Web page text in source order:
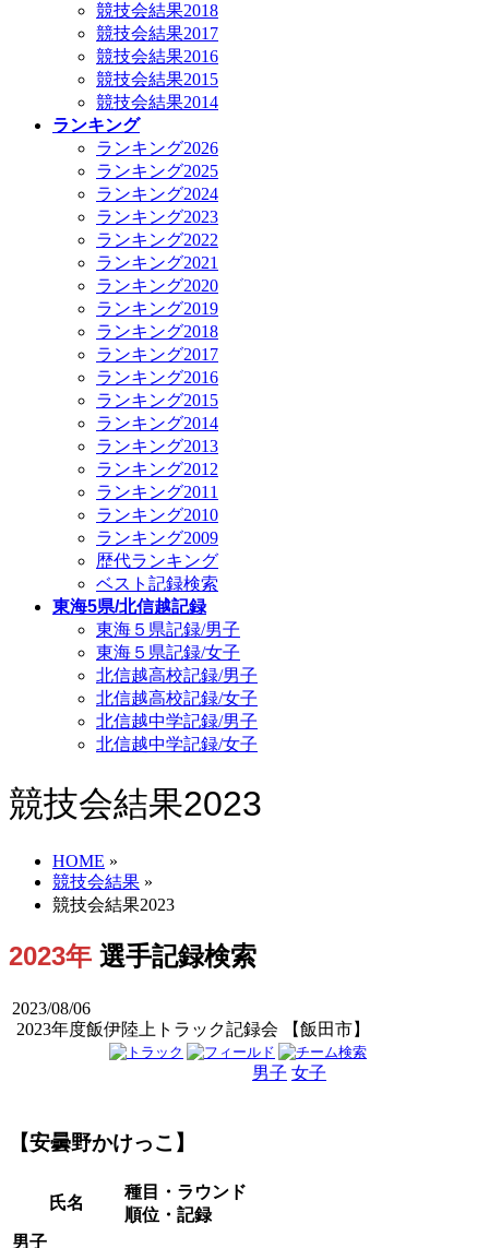
競技会結果2018
競技会結果2017
競技会結果2016
競技会結果2015
競技会結果2014
ランキング
ランキング2026
ランキング2025
ランキング2024
ランキング2023
ランキング2022
ランキング2021
ランキング2020
ランキング2019
ランキング2018
ランキング2017
ランキング2016
ランキング2015
ランキング2014
ランキング2013
ランキング2012
ランキング2011
ランキング2010
ランキング2009
歴代ランキング
ベスト記録検索
東海5県/北信越記録
東海５県記録/男子
東海５県記録/女子
北信越高校記録/男子
北信越高校記録/女子
北信越中学記録/男子
北信越中学記録/女子
競技会結果2023
HOME »
競技会結果 »
競技会結果2023
2023年 選手記録検索
2023/08/06
2023年度飯伊陸上トラック記録会 【飯田市】
男子 女子
【安曇野かけっこ】
氏名
種目・ラウンド
順位・記録
男子